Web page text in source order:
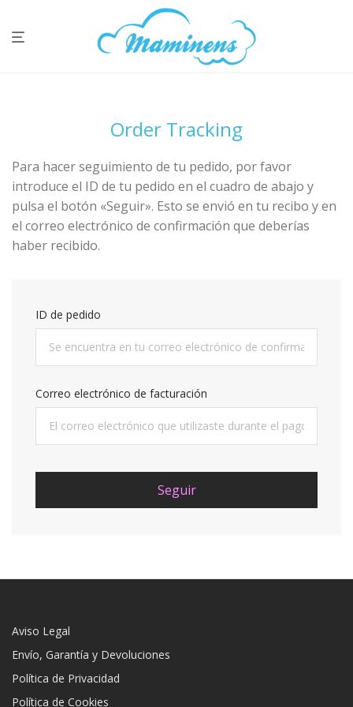
Order Tracking
Para hacer seguimiento de tu pedido, por favor
introduce el ID de tu pedido en el cuadro de abajo y
pulsa el botón «Seguir». Esto se envió en tu recibo y en
el correo electrónico de confirmación que deberías
haber recibido.
ID de pedido
Correo electrónico de facturación
Seguir
Aviso Legal
Envío, Garantía y Devoluciones
Política de Privacidad
Política de Cookies